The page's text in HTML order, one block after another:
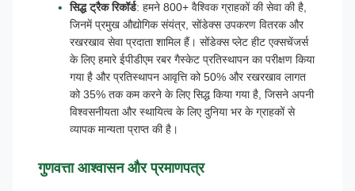
सिद्ध ट्रैक रिकॉर्ड: हमने 800+ वैश्विक ग्राहकों की सेवा की है,
जिनमें प्रमुख औद्योगिक संयंत्र, सोंडेक्स उपकरण वितरक और
रखरखाव सेवा प्रदाता शामिल हैं। सोंडेक्स प्लेट हीट एक्सचेंजर्स
के लिए हमारे ईपीडीएम रबर गैस्केट प्रतिस्थापन का परीक्षण किया
गया है और प्रतिस्थापन आवृत्ति को 50% और रखरखाव लागत
को 35% तक कम करने के लिए सिद्ध किया गया है, जिसने अपनी
विश्वसनीयता और स्थायित्व के लिए दुनिया भर के ग्राहकों से
व्यापक मान्यता प्राप्त की है।
गुणवत्ता आश्वासन और प्रमाणपत्र